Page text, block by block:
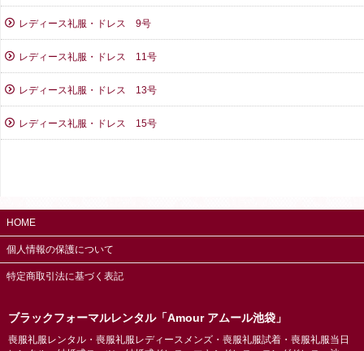
レディース礼服・ドレス 9号
レディース礼服・ドレス 11号
レディース礼服・ドレス 13号
レディース礼服・ドレス 15号
HOME
個人情報の保護について
特定商取引法に基づく表記
ブラックフォーマルレンタル「Amour アムール池袋」
喪服礼服レンタル・喪服礼服レディースメンズ・喪服礼服試着・喪服礼服当日